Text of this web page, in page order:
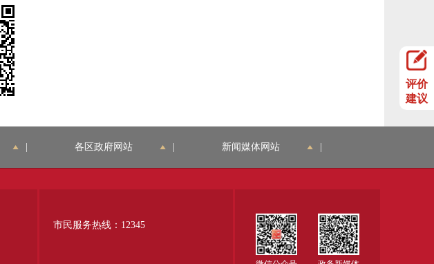
评价
建议
各区政府网站 新闻媒体网站
市民服务热线：12345